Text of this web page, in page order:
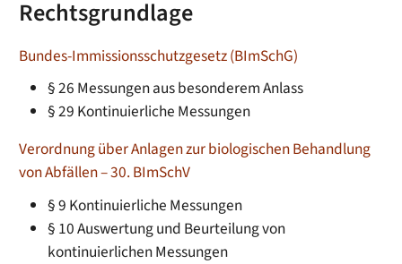
Rechtsgrundlage
Bundes-Immissionsschutzgesetz (BImSchG)
§ 26 Messungen aus besonderem Anlass
§ 29 Kontinuierliche Messungen
Verordnung über Anlagen zur biologischen Behandlung
von Abfällen – 30. BImSchV
§ 9 Kontinuierliche Messungen
§ 10 Auswertung und Beurteilung von
kontinuierlichen Messungen